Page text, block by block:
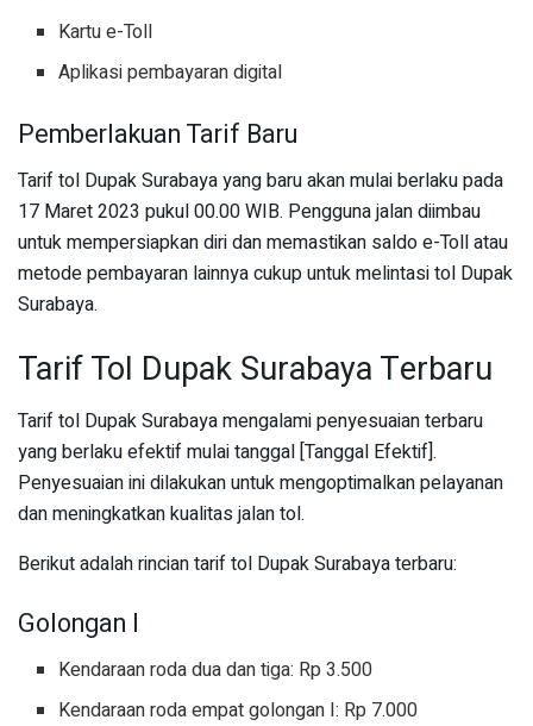
Kartu e-Toll
Aplikasi pembayaran digital
Pemberlakuan Tarif Baru
Tarif tol Dupak Surabaya yang baru akan mulai berlaku pada
17 Maret 2023 pukul 00.00 WIB. Pengguna jalan diimbau
untuk mempersiapkan diri dan memastikan saldo e-Toll atau
metode pembayaran lainnya cukup untuk melintasi tol Dupak
Surabaya.
Tarif Tol Dupak Surabaya Terbaru
Tarif tol Dupak Surabaya mengalami penyesuaian terbaru
yang berlaku efektif mulai tanggal [Tanggal Efektif].
Penyesuaian ini dilakukan untuk mengoptimalkan pelayanan
dan meningkatkan kualitas jalan tol.
Berikut adalah rincian tarif tol Dupak Surabaya terbaru:
Golongan I
Kendaraan roda dua dan tiga: Rp 3.500
Kendaraan roda empat golongan I: Rp 7.000